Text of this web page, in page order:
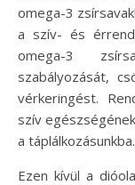
omega-3
a szív- és
omega-3
szabályozását,
vérkeringést.
szív
a táplálkozásunkba.
Ezen kívül a